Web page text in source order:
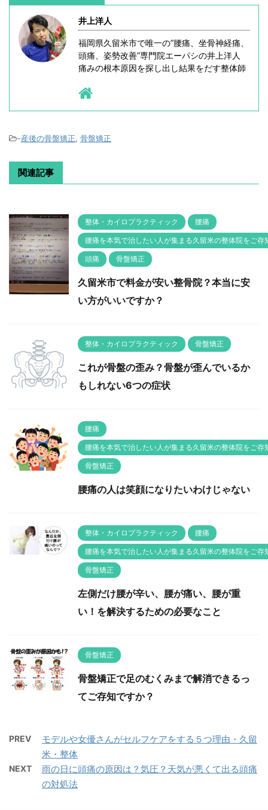
井上洋人
福岡県久留米市で唯一の”腰痛、坐骨神経痛、
頭痛、姿勢改善”専門院エーパシの井上洋人
痛みの根本原因を探し出し結果をだす整体師
-産後の骨盤矯正, 骨盤矯正
関連記事
整体・カイロプラクティック 腰痛
腰痛を本気で治したい人が集まる久留米の整体院をご存
頭痛 骨盤矯正
久留米市で料金が安い整骨院？本当に安
い方がいいですか？
整体・カイロプラクティック 骨盤矯正
これが骨盤の歪み？骨盤が歪んでいるか
もしれない6つの症状
腰痛
腰痛を本気で治したい人が集まる久留米の整体院をご存
骨盤矯正
腰痛の人は笑顔になりたいわけじゃない
整体・カイロプラクティック 腰痛
腰痛を本気で治したい人が集まる久留米の整体院をご存
骨盤矯正
左側だけ腰が辛い、腰が痛い、腰が重
い！を解決するための必要なこと
骨盤矯正
骨盤矯正で足のむくみまで解消できるっ
てご存知ですか？
PREV
モデルや女優さんがセルフケアをする５つ理由・久留
米・整体
NEXT
雨の日に頭痛の原因は？気圧？天気が悪くて出る頭痛
の対処法